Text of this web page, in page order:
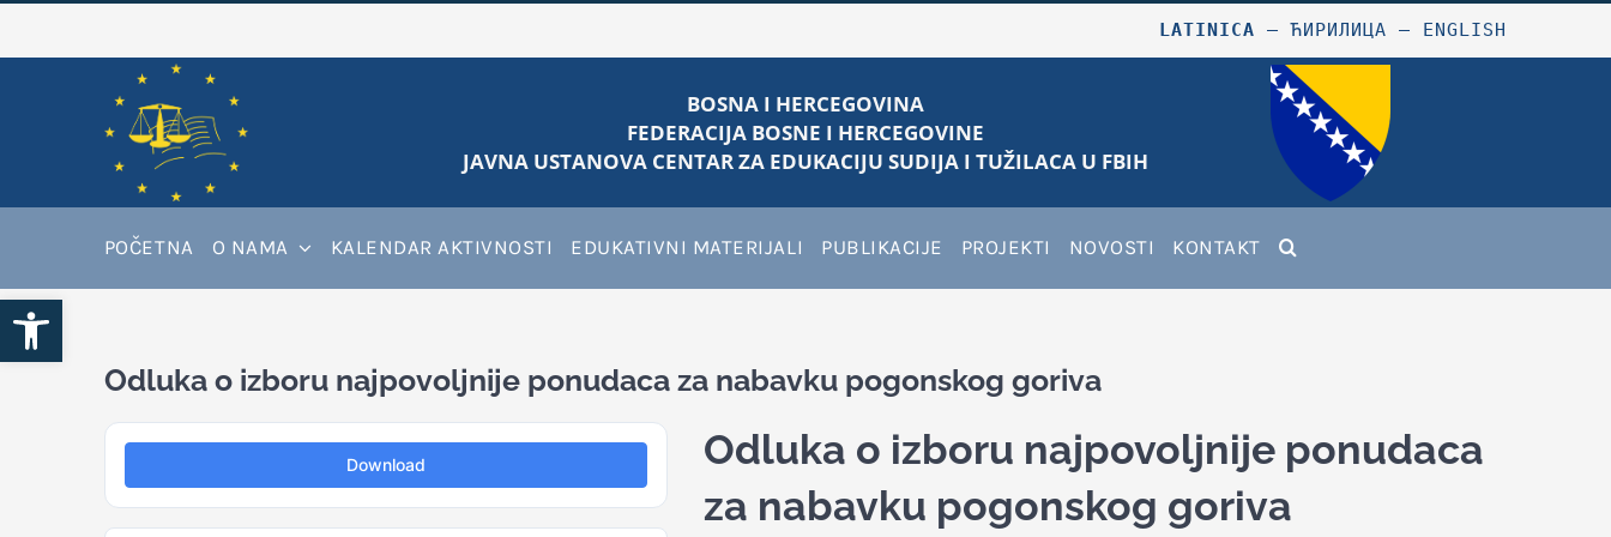
Open toolbar
LATINICA –ЋИРИЛИЦА – ENGLISH
BOSNA I HERCEGOVINA
FEDERACIJA BOSNE I HERCEGOVINE
JAVNA USTANOVA CENTAR ZA EDUKACIJU SUDIJA I TUŽILACA U FBIH
POČETNA O NAMA KALENDAR AKTIVNOSTI EDUKATIVNI MATERIJALI PUBLIKACIJE PROJEKTI NOVOSTI KONTAKT
Odluka o izboru najpovoljnije ponudaca za nabavku pogonskog goriva
Download
Odluka o izboru najpovoljnije ponudaca
za nabavku pogonskog goriva